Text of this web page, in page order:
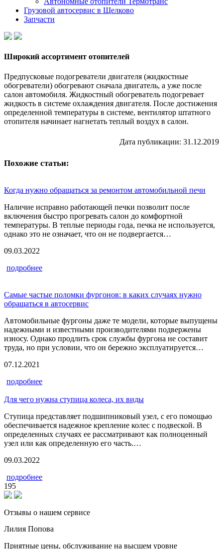
Грузовой автосервис в Щелково
Запчасти
Широкий ассортимент отопителей
Предпусковые подогреватели двигателя (жидкостные
обогреватели) обогревают сначала двигатель, а уже после
салон автомобиля. Жидкостный обогреватель подогревает
жидкость в системе охлаждения двигателя. После достижения
определенной температуры в системе, вентилятор штатного
отопителя начинает нагнетать теплый воздух в салон.
Дата публикации: 31.12.2019
Похожие статьи:
Когда нужно обращаться за ремонтом автомобильной печи
Наличие исправно работающей печки позволит после
включения быстро прогревать салон до комфортной
температуры. В теплые периоды года, печка не используется,
однако это не означает, что он не подвергается…
09.03.2022
подробнее
Самые частые поломки фургонов: в каких случаях нужно
обращаться в автосервис
Автомобильные фургоны даже те модели, которые выпущены
надежными и известными производителями подвержены
износу. Однако продлить срок службы фургона не составит
труда, но при условии, что он бережно эксплуатируется…
07.12.2021
подробнее
Для чего нужна ступица колеса, их виды
Ступица представляет подшипниковый узел, с его помощью
обеспечивается надежное крепление колес с подвеской. В
определенных случаях ее рассматривают как полноценный
узел или как определенную его часть.…
09.03.2022
подробнее
195
Отзывы о нашем сервисе
Лилия Попова
Приятные цены, обслуживание на высшем уровне